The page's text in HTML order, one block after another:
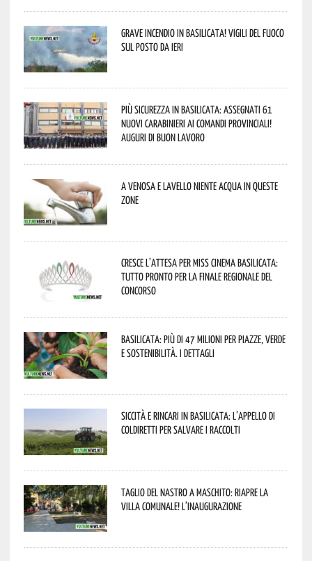
Grave incendio in Basilicata! Vigili del fuoco
sul posto da ieri
Più sicurezza in Basilicata: assegnati 61
nuovi Carabinieri ai Comandi provinciali!
Auguri di buon lavoro
A Venosa e Lavello niente acqua in queste
zone
Cresce l’attesa per Miss Cinema Basilicata:
tutto pronto per la finale regionale del
concorso
Basilicata: più di 47 milioni per piazze, verde
e sostenibilità. I dettagli
Siccità e rincari in Basilicata: l’appello di
Coldiretti per salvare i raccolti
Taglio del nastro a Maschito: riapre la
Villa Comunale! L’inaugurazione